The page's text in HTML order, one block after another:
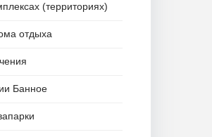
(территориях)
отдыха
Банное